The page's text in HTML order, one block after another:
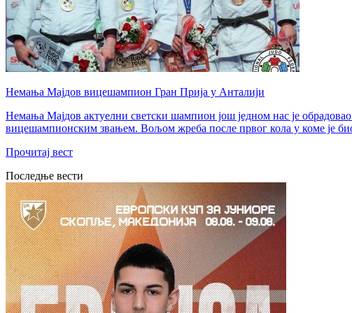
Немања Мајдов вицешампион Гран Прија у Анталији
Немања Мајдов актуелни светски шампион још једном нас је
вицешампионским звањем. Вољом жреба после првог кола у коме је
Прочитај вест
Последње вести